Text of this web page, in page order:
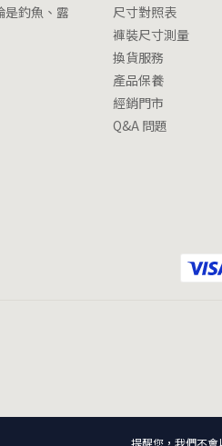
是釣魚、露
尺寸對照表
褲裝尺寸測量
換貨服務
產品保養
經銷門市
Q&A 問題